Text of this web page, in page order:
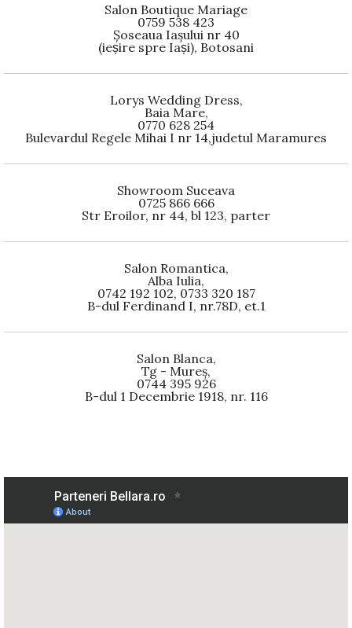
Salon Boutique Mariage
0759 538 423
Șoseaua Iașului nr 40
(ieșire spre Iași), Botosani
Lorys Wedding Dress,
Baia Mare,
0770 628 254
Bulevardul Regele Mihai I nr 14,judetul Maramures
Showroom Suceava
0725 866 666
Str Eroilor, nr 44, bl 123, parter
Salon Romantica,
Alba Iulia,
0742 192 102, 0733 320 187
B-dul Ferdinand I, nr.78D, et.1
Salon Blanca,
Tg - Mureș,
0744 395 926
B-dul 1 Decembrie 1918, nr. 116